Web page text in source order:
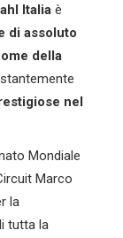
Italia è
di assoluto
della
nel
Mondiale
Marco
la
tutta la